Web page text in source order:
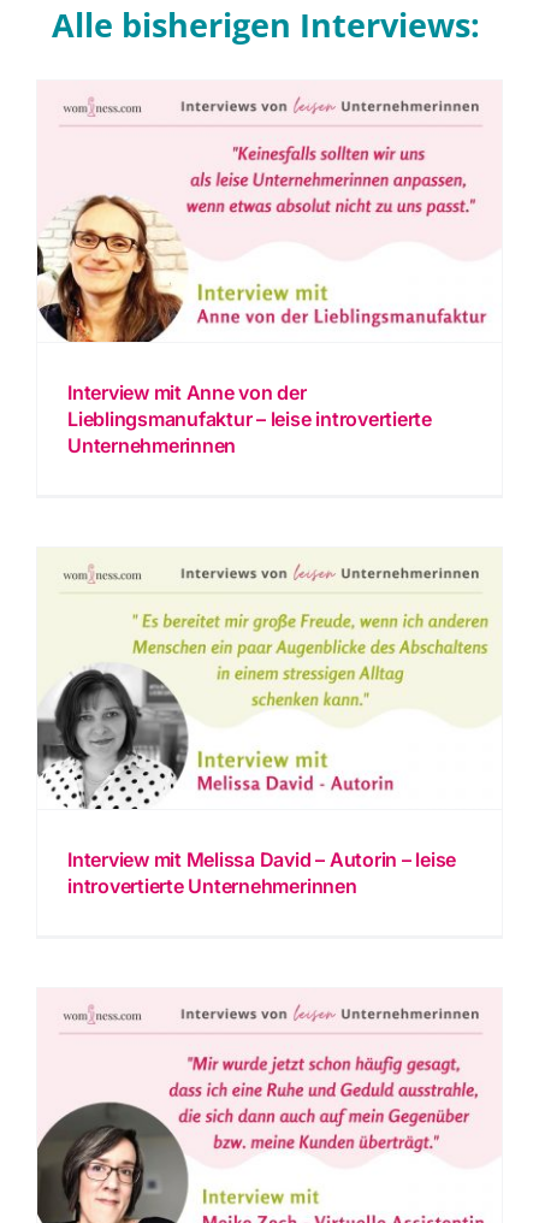
Alle bisherigen Interviews:
Interview mit Anne von der
Lieblingsmanufaktur – leise introvertierte
Unternehmerinnen
Interview mit Melissa David – Autorin – leise
introvertierte Unternehmerinnen